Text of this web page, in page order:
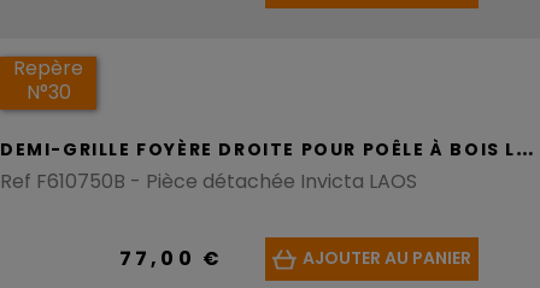
Repère
N°30
D
EMI-GRILLE FOYÈRE DROITE POUR POÊLE À BOIS LAOS
Ref F610750B - Pièce détachée Invicta LAOS
77,00 € AJOUTER AU PANIER